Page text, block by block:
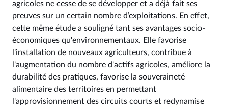
agricoles ne cesse de se développer et a déjà fait ses
preuves sur un certain nombre d’exploitations. En effet,
cette même étude a souligné tant ses avantages socio-
économiques qu'environnementaux. Elle favorise
l'installation de nouveaux agriculteurs, contribue à
l'augmentation du nombre d'actifs agricoles, améliore la
durabilité des pratiques, favorise la souveraineté
alimentaire des territoires en permettant
l'approvisionnement des circuits courts et redynamise